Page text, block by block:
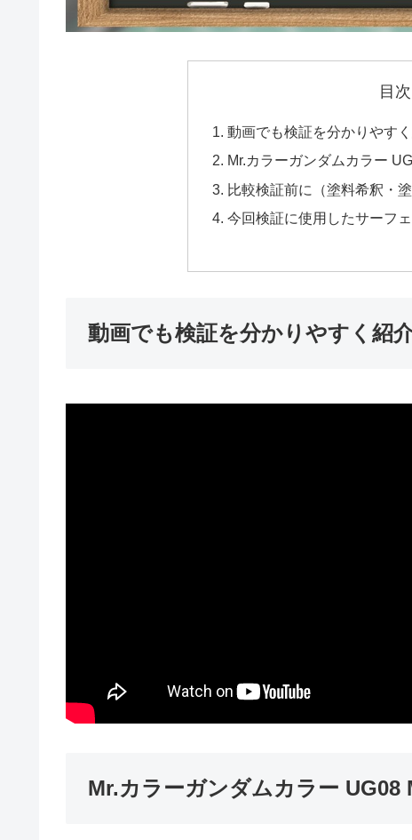
目次
動画でも検証を分かりやす
Mr.カラーガンダムカラー
比較検証前に（塗料希釈・塗
今回検証に使用したサーフ
動画でも検証を分かりやすく紹
Mr.カラーガンダムカラー UG08